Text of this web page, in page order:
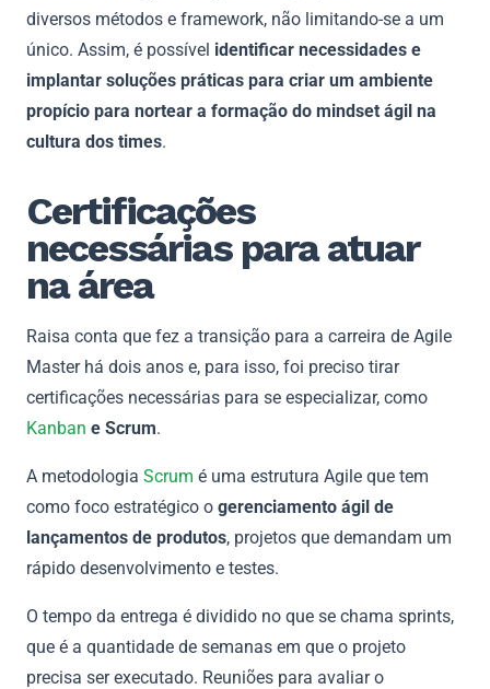
diversos métodos e framework, não limitando-se a um
único. Assim, é possível identificar necessidades e
implantar soluções práticas para criar um ambiente
propício para nortear a formação do mindset ágil na
cultura dos times.
Certificações
necessárias para atuar
na área
Raisa conta que fez a transição para a carreira de Agile
Master há dois anos e, para isso, foi preciso tirar
certificações necessárias para se especializar, como
Kanban e Scrum.
A metodologia Scrum é uma estrutura Agile que tem
como foco estratégico o gerenciamento ágil de
lançamentos de produtos, projetos que demandam um
rápido desenvolvimento e testes.
O tempo da entrega é dividido no que se chama sprints,
que é a quantidade de semanas em que o projeto
precisa ser executado. Reuniões para avaliar o